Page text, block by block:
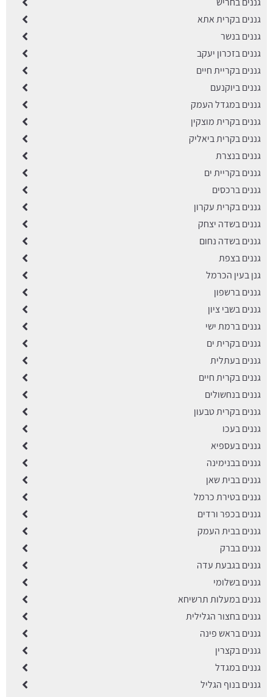
גננים בקרית אתא
גננים בנשר
גננים בזכרון יעקב
גננים בקריית חיים
גננים ביוקנעם
גננים במגדל העמק
גננים בקרית מוצקין
גננים בקרית ביאליק
גננים בנצרת
גננים בקריית ים
גננים ברכסים
גננים בקרית עקרון
גננים בשדה יצחק
גננים בשדה נחום
גננים בצפת
גנן בעין הכרמל
גננים ברשפון
גננים בשבי ציון
גננים ברמת ישי
גננים בקרית ים
גננים בעתלית
גננים בקרית חיים
גננים בנחשולים
גננים בקרית טבעון
גננים בעכו
גננים בעספיא
גננים בבנימינה
גננים בבית שאן
גננים בטירת כרמל
גננים בכפר ורדים
גננים בבית העמק
גננים בברק
גננים בגבעת עדה
גננים בשלומי
גננים במעלות תרשיחא
גננים בחצור הגלילית
גננים בראש פינה
גננים בקצרין
גננים במגדל
גננים בנוף הגליל